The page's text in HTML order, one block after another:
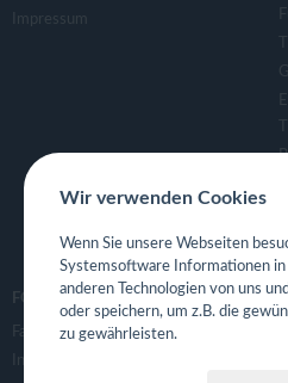
Impressum
FOLGE UNS
Facebook
Instagram
Wir verwenden Cookies
Wenn Sie unsere Webseiten
Systemsoftware Informationen
anderen Technologien von uns
oder speichern, um z.B. die
zu gewährleisten.